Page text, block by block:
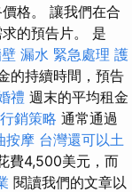
格。 讓我們在合
的預告片。 是
漏水 緊急處理 護
的持續時間，預告
禮 週末的平均租金
銷策略 通常通過
按摩 台灣還可以土
費4,500美元，而
閱讀我們的文章以